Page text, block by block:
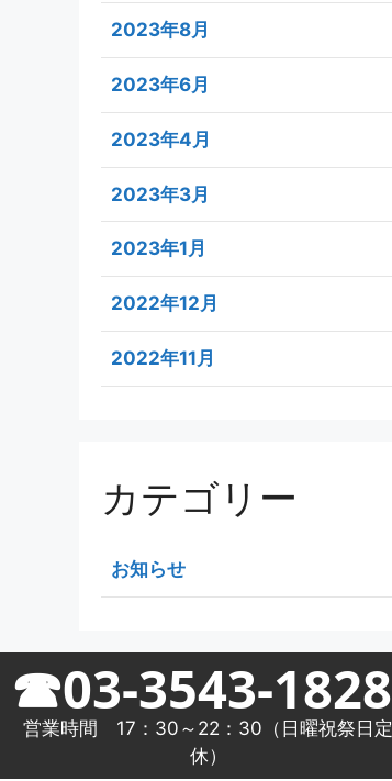
2023年8月
2023年6月
2023年4月
2023年3月
2023年1月
2022年12月
2022年11月
カテゴリー
お知らせ
☎03-3543-1828
営業時間 17：30～22：30（日曜祝祭日定
休）